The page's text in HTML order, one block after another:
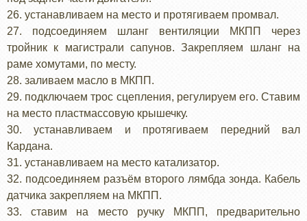
26. устанавливаем на место и протягиваем промвал.
27. подсоединяем шланг вентиляции МКПП через
тройник к магистрали сапунов. Закрепляем шланг на
раме хомутами, по месту.
28. заливаем масло в МКПП.
29. подключаем трос сцепления, регулируем его. Ставим
на место пластмассовую крышечку.
30. устанавливаем и протягиваем передний вал
Кардана.
31. устанавливаем на место катализатор.
32. подсоединяем разъём второго лямбда зонда. Кабель
датчика закрепляем на МКПП.
33. ставим на место ручку МКПП, предварительно